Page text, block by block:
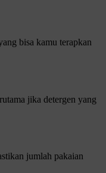
bisa kamu terapkan
jika detergen yang
jumlah pakaian